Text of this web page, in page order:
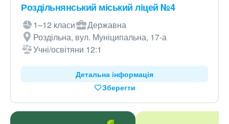
Роздільнянський міський ліцей №4
1–12 класи
Державна
Роздільна, вул. Муніципальна, 17-а
Учні/освітяни 12:1
Детальна інформація
Зберегти